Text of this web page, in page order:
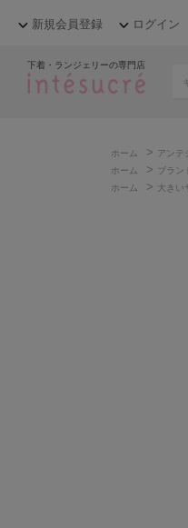
新規会員登録 ログイン
下着・ランジェリーの専門店
ホーム > アンテ
ホーム
> ブラン
ホーム
> 大きい